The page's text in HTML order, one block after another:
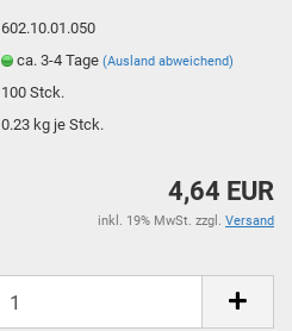
602.10.01.050
ca. 3-4 Tage(Ausland abweichend)
100Stck.
0.23 kg je Stck.
4,64 EUR
inkl. 19% MwSt. zzgl. Versand